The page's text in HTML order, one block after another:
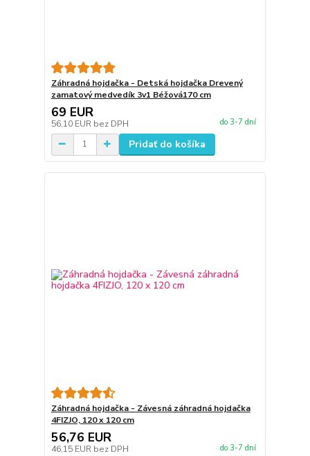
Záhradná hojdačka - Detská hojdačka Drevený
zamatový medvedík 3v1 Béžová170 cm
69 EUR
56,10 EUR bez DPH do 3-7 dní
Pridať do košíka
Záhradná hojdačka - Závesná záhradná hojdačka
4FIZJO, 120 x 120 cm
56,76 EUR
46,15 EUR bez DPH do 3-7 dní